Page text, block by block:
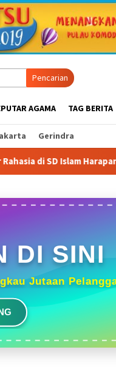
Pencarian
AGAMA TAG BERITA
Gerindra
Kebayoran Lama: 995
DI SINI
Jutaan